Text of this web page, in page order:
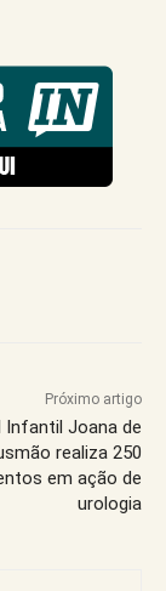
Próximo artigo
Infantil Joana de
realiza 250
em ação de
urologia